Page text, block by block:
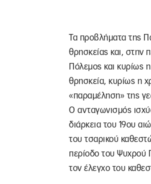
Τα προβλήματα της
θρησκείας και, στην
Πόλεμος και κυρίως η
θρησκεία, κυρίως η
«παραμέληση» της
Ο ανταγωνισμός
διάρκεια του 19ου
του τσαρικού
περίοδο του Ψυχρού
τον έλεγχο του